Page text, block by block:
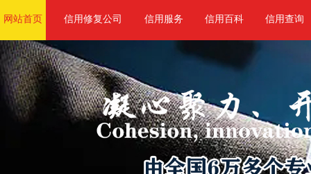
网站首页 信用修复公司 信用服务 信用百科 信用查询